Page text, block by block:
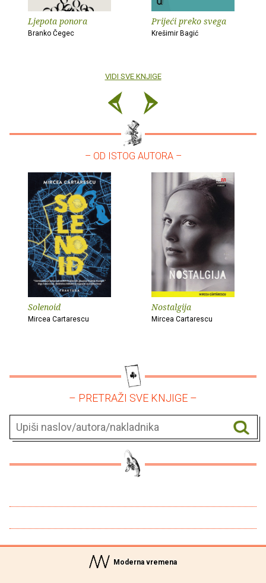
Ljepota ponora
Branko Čegec
Prijeći preko svega
Krešimir Bagić
VIDI SVE KNJIGE
– OD ISTOG AUTORA –
Solenoid
Mircea Cartarescu
Nostalgija
Mircea Cartarescu
– PRETRAŽI SVE KNJIGE –
Moderna vremena